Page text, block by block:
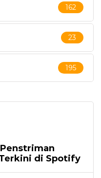
162
23
195
di Spotify